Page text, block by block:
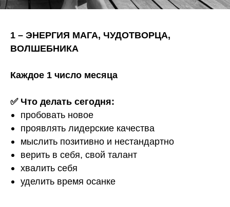
1 – ЭНЕРГИЯ МАГА, ЧУДОТВОРЦА,
ВОЛШЕБНИКА
Каждое 1 число месяца
✅ Что делать сегодня:
пробовать новое
проявлять лидерские качества
мыслить позитивно и нестандартно
верить в себя, свой талант
хвалить себя
уделить время осанке